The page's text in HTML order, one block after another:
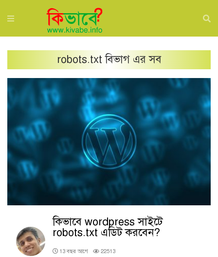
robots.txt বিভাগ এর সব
কিভাবে wordpress সাইটে
robots.txt এডিট করবেন?
13 বছর আগে
22513